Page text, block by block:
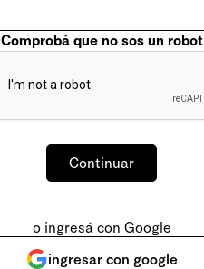
Comprobá que no sos un robot
o ingresá con Google
ingresar con google